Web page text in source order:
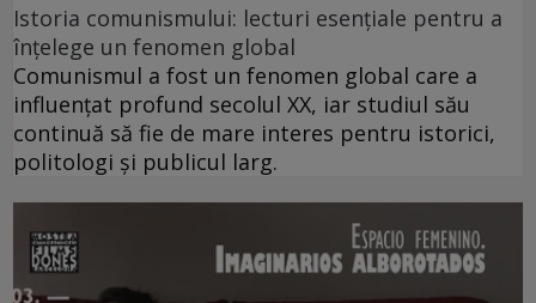
Istoria comunismului: lecturi esențiale pentru a
înțelege un fenomen global
Comunismul a fost un fenomen global care a
influențat profund secolul XX, iar studiul său
continuă să fie de mare interes pentru istorici,
politologi și publicul larg.